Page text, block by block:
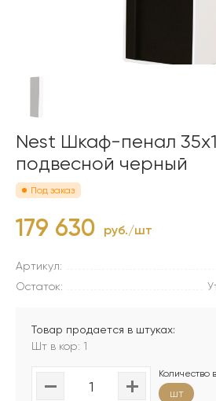
Nest Шкаф-пенал
подвесной черный
Под заказ
179 630 руб./шт
Артикул:
Остаток:
Товар продается в штуках:
Шт в кор: 1
Количество
шт